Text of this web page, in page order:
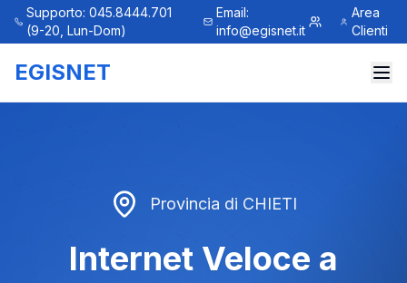
Supporto: 045.8444.701
(9-20, Lun-Dom)
Email:
info@egisnet.it
Area
Clienti
EGISNET
Provincia di CHIETI
Internet Veloce a